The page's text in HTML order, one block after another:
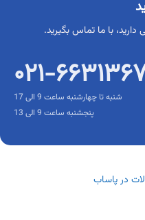
با ما تماس بگیرید.
۶۶۳۱۳۶۷۹
شنبه تا چهارشنبه ساعت 9 الی 17
پنجشنبه ساعت 9 الی 13